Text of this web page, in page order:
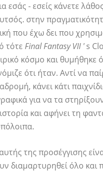
εσάς - εσείς κάνετε
στην
που έχω δει που
τότε Final Fantasy VII 's
κόσμο και θυμήθηκε
ότι ήταν. Αντί να
κάνει κάτι
για να τα
και αφήνει τη
της προσέγγισης
διαμαρτυρηθεί όλο και